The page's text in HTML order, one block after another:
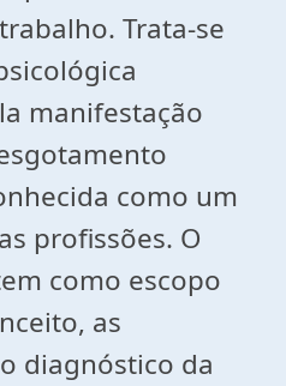
Trata-se
manifestação
como um
profissões. O
como escopo
as
diagnóstico da